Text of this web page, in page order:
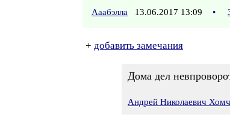
Ааабэлла 13.06.2017 13:09 •
+ добавить замечания
Дома дел
Андрей Николаевич